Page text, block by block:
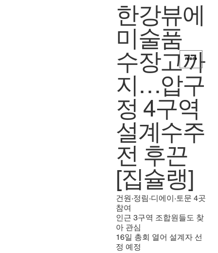
한강뷰에
미술품
수장고까
지…압구
정 4구역
설계수주
전 후끈
[집슐랭]
건원·정림·디에이·토문 4곳
참여
인근 3구역 조합원들도 찾
아 관심
16일 총회 열어 설계자 선
정 예정
more